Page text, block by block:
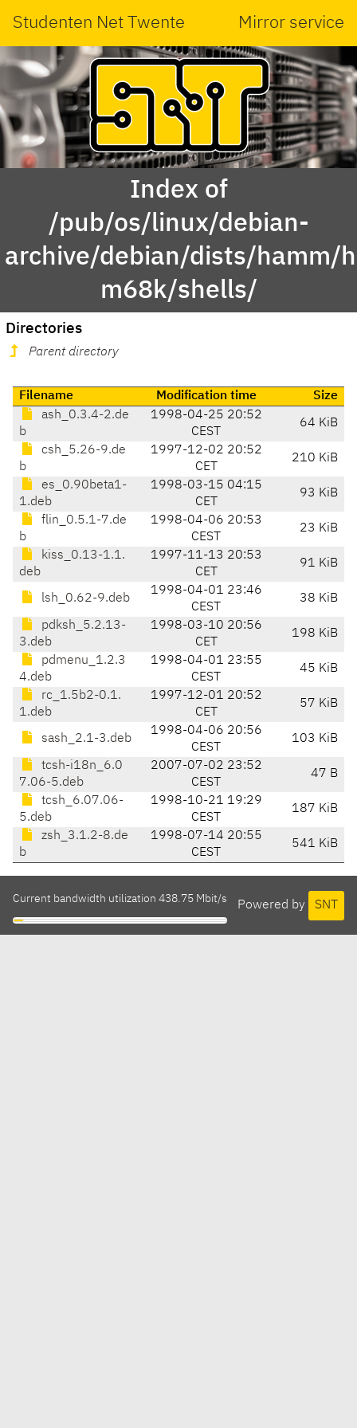
Studenten Net Twente Mirror service
Index of
/pub/os/linux/debian-
archive/debian/dists/hamm/
m68k/shells/
Directories
Parent directory
Filename Modification time
Size
ash_0.3.4-2.de
b
1998-04-25 20:52
CEST
64 KiB
csh_5.26-9.de
b
1997-12-02 20:52
CET
210 KiB
es_0.90beta1-
1.deb
1998-03-15 04:15
CET
93 KiB
flin_0.5.1-7.de
b
1998-04-06 20:53
CEST
23 KiB
kiss_0.13-1.1.
deb
1997-11-13 20:53
CET
91 KiB
lsh_0.62-9.deb
1998-04-01 23:46
CEST
38 KiB
pdksh_5.2.13-
3.deb
1998-03-10 20:56
CET
198 KiB
pdmenu_1.2.3
4.deb
1998-04-01 23:55
CEST
45 KiB
rc_1.5b2-0.1.
1.deb
1997-12-01 20:52
CET
57 KiB
sash_2.1-3.deb
1998-04-06 20:56
CEST
103 KiB
tcsh-i18n_6.0
7.06-5.deb
2007-07-02 23:52
CEST
47 B
tcsh_6.07.06-
5.deb
1998-10-21 19:29
CEST
187 KiB
zsh_3.1.2-8.de
b
1998-07-14 20:55
CEST
541 KiB
Powered by SNT
Current bandwidth utilization 438.75 Mbit/s